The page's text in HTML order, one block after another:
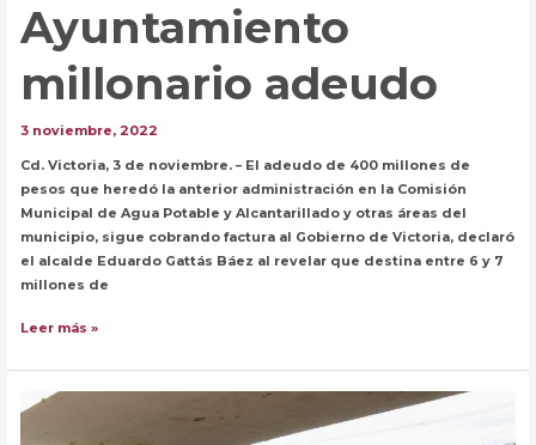
Ayuntamiento
millonario adeudo
3 noviembre, 2022
Cd. Victoria, 3 de noviembre. – El adeudo de 400 millones de
pesos que heredó la anterior administración en la Comisión
Municipal de Agua Potable y Alcantarillado y otras áreas del
municipio, sigue cobrando factura al Gobierno de Victoria, declaró
el alcalde Eduardo Gattás Báez al revelar que destina entre 6 y 7
millones de
Por
administraciones
de
Leer más »